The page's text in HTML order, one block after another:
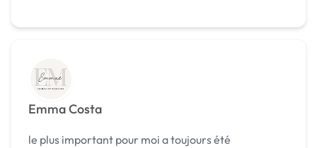
Emma Costa
le plus important pour moi a toujours été